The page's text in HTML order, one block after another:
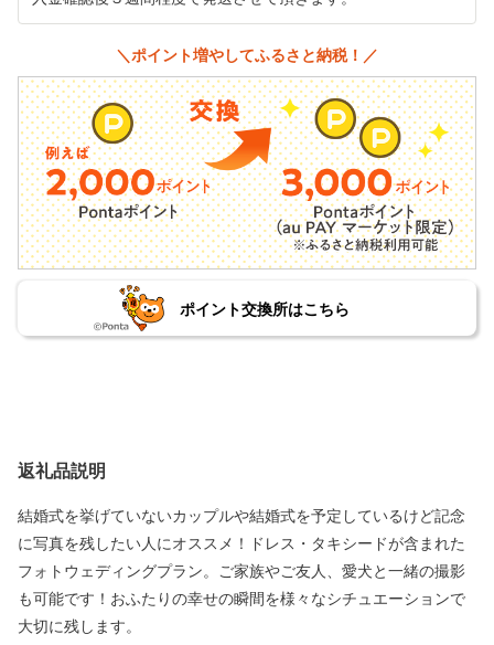
＼ポイント増やしてふるさと納税！／
ポイント交換所はこちら
返礼品説明
結婚式を挙げていないカップルや結婚式を予定しているけど記念
に写真を残したい人にオススメ！ドレス・タキシードが含まれた
フォトウェディングプラン。ご家族やご友人、愛犬と一緒の撮影
も可能です！おふたりの幸せの瞬間を様々なシチュエーションで
大切に残します。